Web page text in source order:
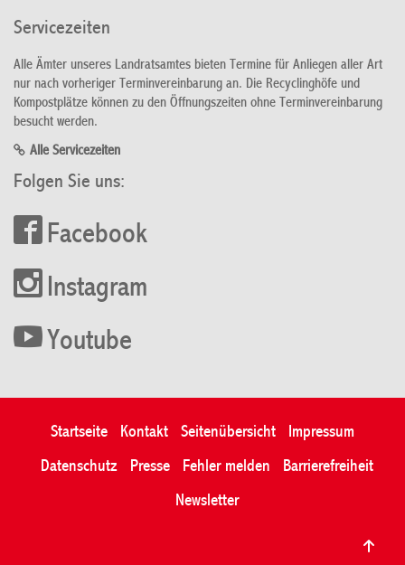
Servicezeiten
Alle Ämter unseres Landratsamtes bieten Termine für Anliegen aller Art
nur nach vorheriger Terminvereinbarung an. Die Recyclinghöfe und
Kompostplätze können zu den Öffnungszeiten ohne Terminvereinbarung
besucht werden.
Alle Servicezeiten
Folgen Sie uns:
Facebook
Instagram
Youtube
Startseite Kontakt Seitenübersicht
Impressum
Datenschutz
Presse Fehler melden
Barrierefreiheit
Newsletter